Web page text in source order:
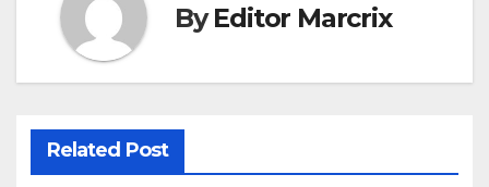
ByEditor Marcrix
Related Post